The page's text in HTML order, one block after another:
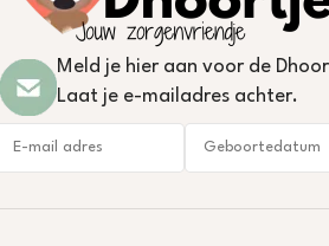
Meld je hier aan voor de
Laat je e-mailadres achter.